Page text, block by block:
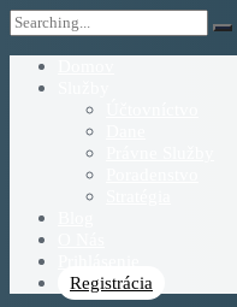
Registrácia